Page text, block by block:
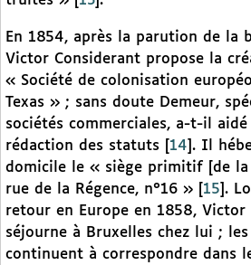
En 1854, après la parution de la
Victor Considerant propose la
« Société de colonisation
Texas » ; sans doute Demeur,
sociétés commerciales, a-t-il aidé
rédaction des statuts
14 . Il
domicile le « siège primitif [de la
rue de la Régence, n°16 »
15 .
retour en Europe en 1858, Victor
séjourne à Bruxelles chez lui ;
continuent à correspondre dans